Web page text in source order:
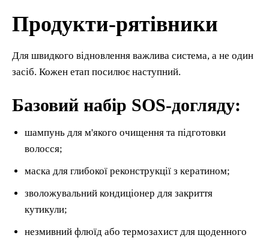
Продукти-рятівники
Для швидкого відновлення важлива система, а не один
засіб. Кожен етап посилює наступний.
Базовий набір SOS-догляду:
шампунь для м'якого очищення та підготовки
волосся;
маска для глибокої реконструкції з кератином;
зволожувальний кондиціонер для закриття
кутикули;
незмивний флюїд або термозахист для щоденного